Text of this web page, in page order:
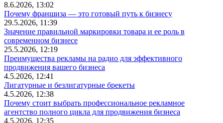
8.6.2026, 13:02
Почему франшиза — это готовый путь к бизнесу
29.5.2026, 11:39
Значение правильной маркировки товара и ее роль в
современном бизнесе
25.5.2026, 12:19
Преимущества рекламы на радио для эффективного
продвижения вашего бизнеса
4.5.2026, 12:41
Лигатурные и безлигатурные брекеты
4.5.2026, 12:38
Почему стоит выбрать профессиональное рекламное
агентство полного цикла для продвижения бизнеса
4.5.2026, 12:35